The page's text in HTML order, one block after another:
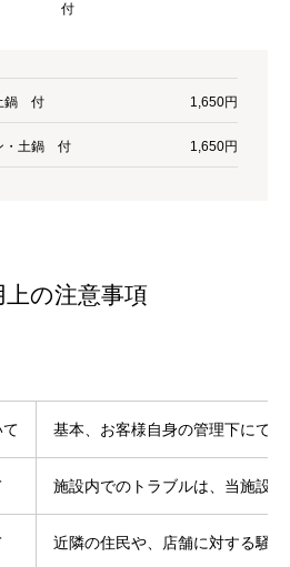
付
鍋 付 1,650円
・土鍋 付 1,650円
上の注意事項
基本、お客様自身の管理下にて
施設内でのトラブルは、当施設
近隣の住民や、店舗に対する騒